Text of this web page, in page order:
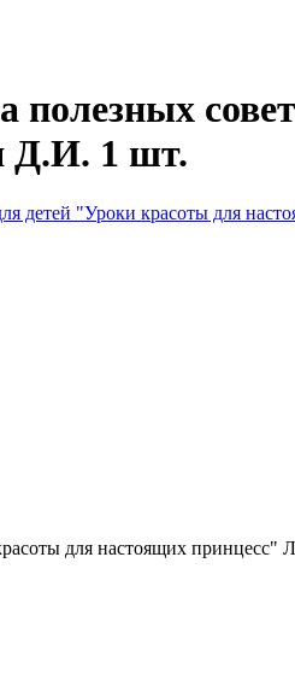
полезных
Д.И. 1 шт.
для настоящих принцесс"